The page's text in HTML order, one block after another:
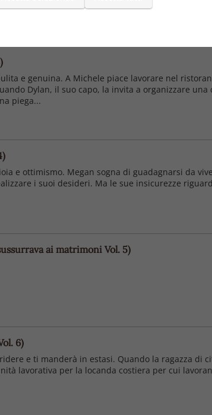
e genuina. A Michele piace lavorare nel
Dylan, il suo capo, la invita a organizzare
piega...
e ottimismo. Megan sogna di guadagnarsi da
i suoi desideri. Ma le sue insicurezze
ai matrimoni Vol. 5)
6)
e ti manderà in estasi. Quando la ragazza di
lavorativa per la locanda costiera per cui